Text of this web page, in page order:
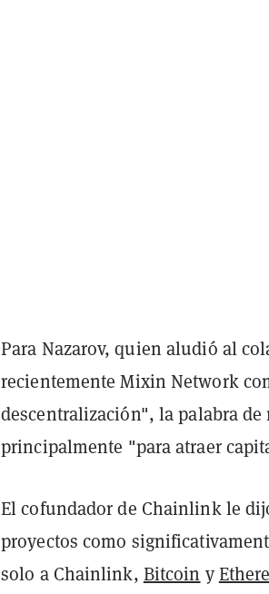
Para Nazarov, quien aludió al
recientemente Mixin Network
descentralización", la palabra
principalmente "para atraer
El cofundador de Chainlink le
proyectos como
solo a Chainlink, Bitcoin y